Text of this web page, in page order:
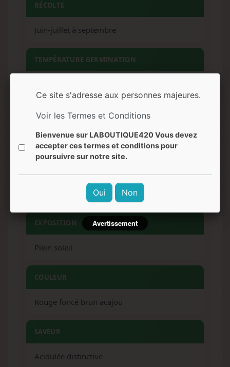
RÉCOLTE
Juin-juillet à septembre
TEMPÉRATURE GERMINATION
ESPACEMENT
50-70 cm entre plants
EXPOSITION
Plein soleil
COULEUR
Rouge foncé brun acajou
SAVEUR
Acidulée distinctive
Ce site s'adresse aux personnes majeures.
Voir les Termes et Conditions
Bienvenue sur LABOUTIQUE420 Vous devez
accepter ces termes et conditions pour
poursuivre sur notre site.
Oui Non
Avertissement